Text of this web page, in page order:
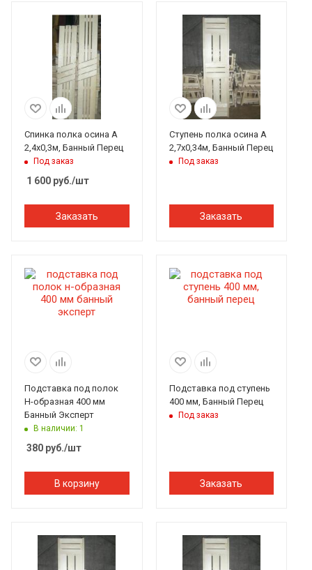
Спинка полка осина А
2,4х0,3м, Банный Перец
Под заказ
1 600 руб./шт
Заказать
Ступень полка осина А
2,7х0,34м, Банный Перец
Под заказ
Заказать
Подставка под полок
Н-образная 400 мм
Банный Эксперт
В наличии: 1
380 руб./шт
В корзину
Подставка под ступень
400 мм, Банный Перец
Под заказ
Заказать